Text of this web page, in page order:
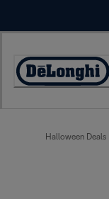
Accessibility
Halloween Deals